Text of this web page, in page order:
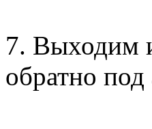
7. Выходим
обратно